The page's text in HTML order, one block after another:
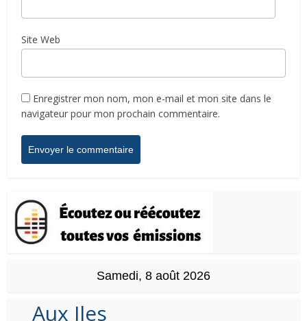
Site Web
Enregistrer mon nom, mon e-mail et mon site dans le
navigateur pour mon prochain commentaire.
Samedi, 8 août 2026
Aux Iles